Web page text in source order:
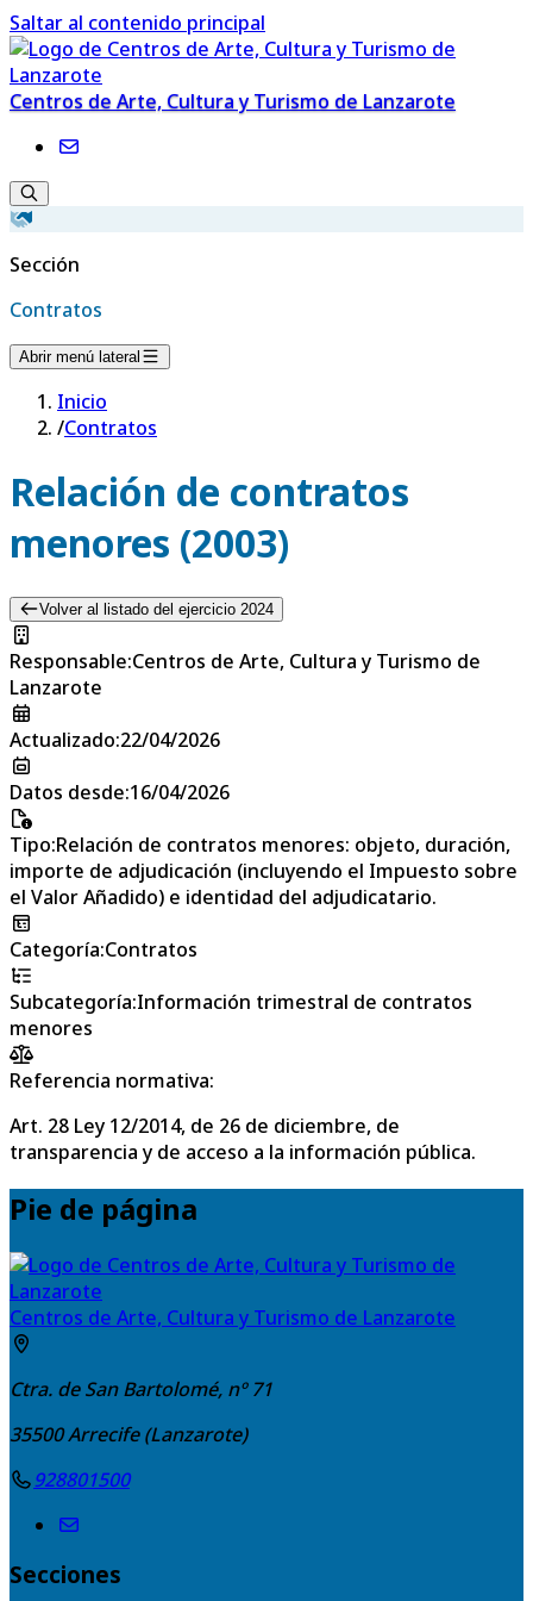
Saltar al contenido principal
Centros de Arte, Cultura y Turismo de Lanzarote
Sección
Contratos
Abrir menú lateral
Inicio
/Contratos
Relación de contratos
menores (2003)
Volver al listado del ejercicio 2024
Responsable:Centros de Arte, Cultura y Turismo de
Lanzarote
Actualizado:22/04/2026
Datos desde:16/04/2026
Tipo:Relación de contratos menores: objeto, duración,
importe de adjudicación (incluyendo el Impuesto sobre
el Valor Añadido) e identidad del adjudicatario.
Categoría:Contratos
Subcategoría:Información trimestral de contratos
menores
Referencia normativa:
Art. 28 Ley 12/2014, de 26 de diciembre, de
transparencia y de acceso a la información pública.
Pie de página
Centros de Arte, Cultura y Turismo de Lanzarote
Ctra. de San Bartolomé, nº 71
35500Arrecife (Lanzarote)
928801500
Secciones